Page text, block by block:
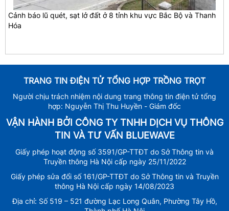
Cảnh báo lũ quét, sạt lở đất ở 8 tỉnh khu vực Bắc Bộ và Thanh
Hóa
TRANG TIN ĐIỆN TỬ TỔNG HỢP TRỒNG TRỌT
Người chịu trách nhiệm nội dung trang thông tin điện tử tổng
hợp: Nguyễn Thị Thu Huyền - Giám đốc
VẬN HÀNH BỞI CÔNG TY TNHH DỊCH VỤ THÔNG
TIN VÀ TƯ VẤN BLUEWAVE
Giấy phép hoạt động số 3591/GP-TTĐT do Sở Thông tin và
Truyền thông Hà Nội cấp ngày 25/11/2022
Giấy phép sửa đổi số 161/GP-TTĐT do Sở Thông tin và Truyền
thông Hà Nội cấp ngày 14/08/2023
Địa chỉ: Số 519 – 521 đường Lạc Long Quân, Phường Tây Hồ,